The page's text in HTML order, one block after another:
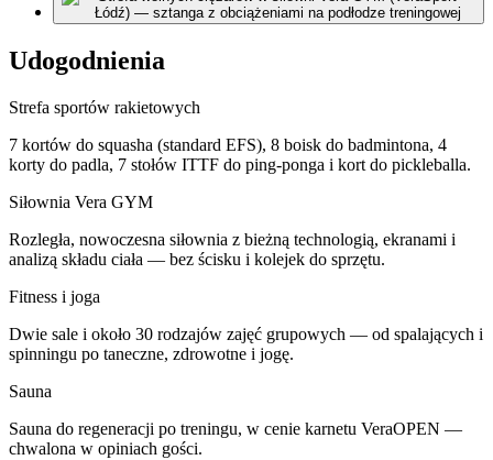
Udogodnienia
Strefa sportów rakietowych
7 kortów do squasha (standard EFS), 8 boisk do badmintona, 4
korty do padla, 7 stołów ITTF do ping-ponga i kort do pickleballa.
Siłownia Vera GYM
Rozległa, nowoczesna siłownia z bieżną technologią, ekranami i
analizą składu ciała — bez ścisku i kolejek do sprzętu.
Fitness i joga
Dwie sale i około 30 rodzajów zajęć grupowych — od spalających i
spinningu po taneczne, zdrowotne i jogę.
Sauna
Sauna do regeneracji po treningu, w cenie karnetu VeraOPEN —
chwalona w opiniach gości.